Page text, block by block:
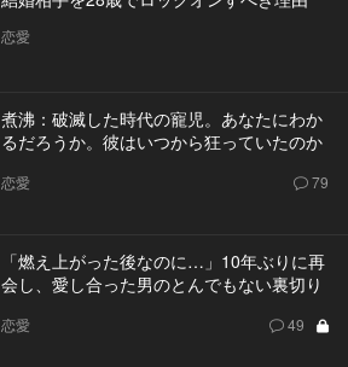
恋愛
煮沸：破滅した時代の寵児。あなたにわか
るだろうか。彼はいつから狂っていたのか
恋愛 79
「燃え上がった後なのに…」10年ぶりに再
会し、愛し合った男のとんでもない裏切り
恋愛 49